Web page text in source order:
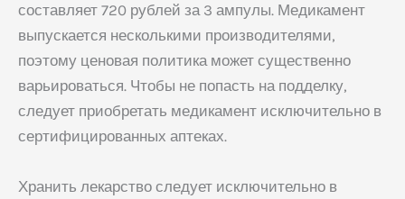
составляет 720 рублей за 3 ампулы. Медикамент
выпускается несколькими производителями,
поэтому ценовая политика может существенно
варьироваться. Чтобы не попасть на подделку,
следует приобретать медикамент исключительно в
сертифицированных аптеках.
Хранить лекарство следует исключительно в